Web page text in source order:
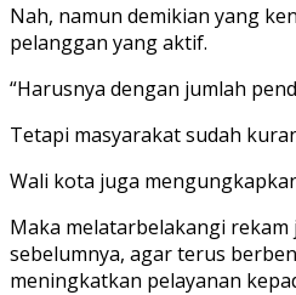
Nah, namun demikian yang
pelanggan yang aktif.
“Harusnya dengan jumlah
Tetapi masyarakat sudah
Wali kota juga
Maka melatarbelakangi
sebelumnya, agar terus
meningkatkan pelayanan